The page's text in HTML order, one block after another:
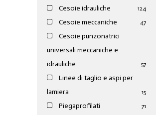
Cesoie idrauliche 124
Cesoie meccaniche 47
Cesoie punzonatrici
universali meccaniche e
idrauliche
57
Linee di taglio e aspi per
lamiera
15
Piegaprofilati 71